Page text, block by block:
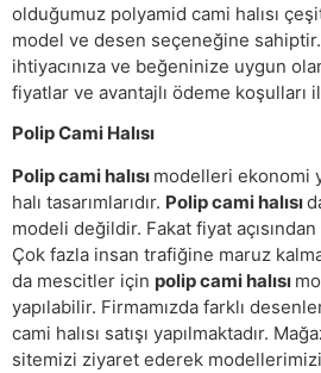
olduğumuz polyamid cami halısı
model ve desen seçeneğine
ihtiyacınıza ve beğeninize uygun
fiyatlar ve avantajlı ödeme koşulları
Polip Cami Halısı
Polip cami halısı modelleri ekonomi
halı tasarımlarıdır. Polip cami halısı
modeli değildir. Fakat fiyat açısından
Çok fazla insan trafiğine maruz
da mescitler için polip cami halısı
yapılabilir. Firmamızda farklı
cami halısı satışı yapılmaktadır.
sitemizi ziyaret ederek modellerimizi